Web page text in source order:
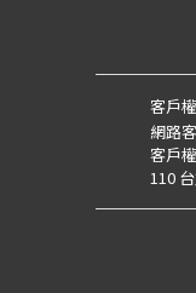
客戶
網路
客戶
110